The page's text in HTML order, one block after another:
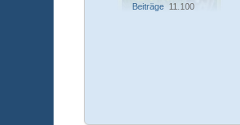
Beiträge 11.100